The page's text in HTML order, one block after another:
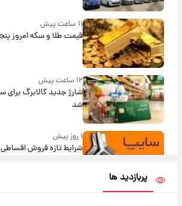
۱۱ ساعت پیش
قیمت طلا و سکه امروز پنجشنبه ۱۵
۱۲ ساعت پیش
شارژ جدید کالابرگ برای
شد
۱ روز پیش
شرایط تازه فروش اقساطی
پربازدید ها